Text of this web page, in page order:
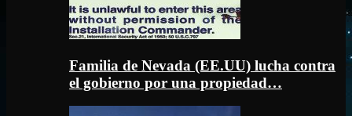
Familia de Nevada (EE.UU) lucha contra
el gobierno por una propiedad…